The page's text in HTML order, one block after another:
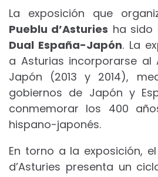
La exposición que
Pueblu d’Asturies ha sido
Dual España-Japón. La
a Asturias incorporarse al
Japón (2013 y 2014),
gobiernos de Japón y
conmemorar los 400
hispano-japonés.
En torno a la exposición,
d’Asturies presenta un